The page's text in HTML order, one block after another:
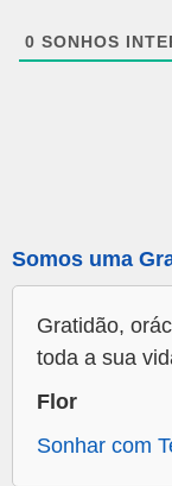
0 SONHOS
Somos uma
Gratidão,
toda a sua
Flor
Sonhar com